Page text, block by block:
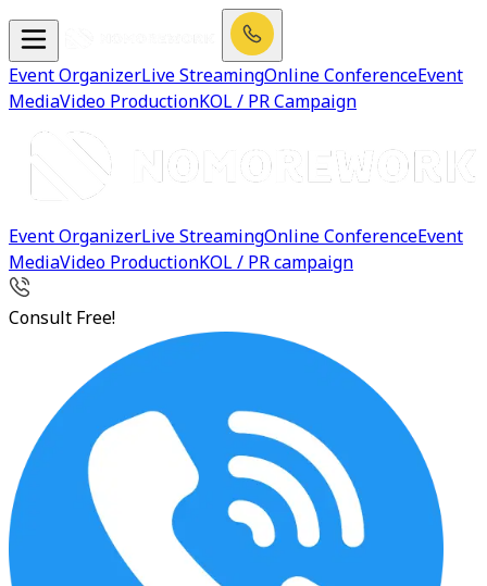
Event OrganizerLive StreamingOnline ConferenceEvent
MediaVideo ProductionKOL / PR Campaign
Event OrganizerLive StreamingOnline ConferenceEvent
MediaVideo ProductionKOL / PR campaign
Consult Free!